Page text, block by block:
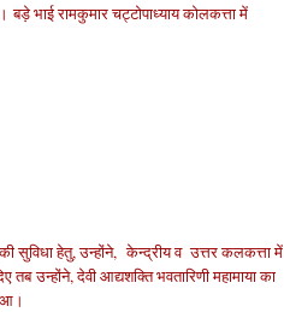
बड़े भाई रामकुमार चट्टोपाध्याय कोलकत्ता में
सुविधा हेतु, उन्होंने, केन्द्रीय व उत्तर कलकत्ता में
तबउन्होंने, देवी आद्यशक्ति भवतारिणी महामाया का